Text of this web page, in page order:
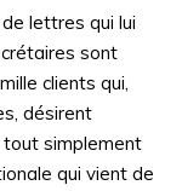
lettres qui lui
sont
clients qui,
désirent
tout simplement
qui vient de